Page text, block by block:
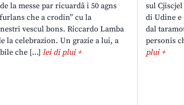
la messe par ricuardâ i 50 agns
che a crodin” cu la
vescul bons. Riccardo Lamba
la celebrazion. Un grazie a lui, a
che […] lei di plui +
sul
di Udine e
dal
personis
plui +